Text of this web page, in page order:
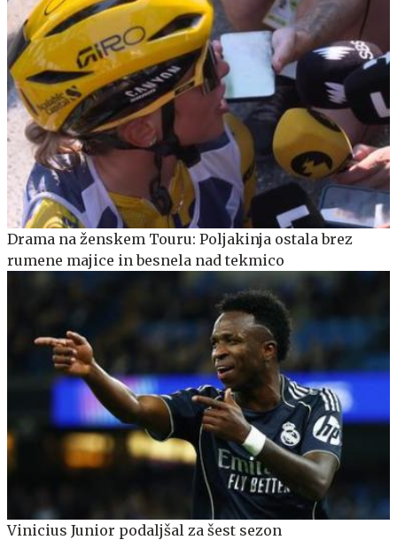
Drama na ženskem Touru: Poljakinja ostala brez
rumene majice in besnela nad tekmico
Vinicius Junior podaljšal za šest sezon